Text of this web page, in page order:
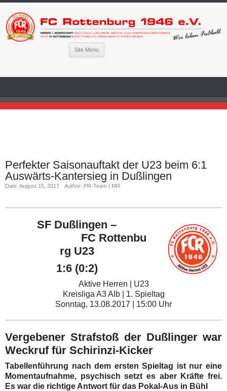
Site Menu
Perfekter Saisonauftakt der U23 beim 6:1
Auswärts-Kantersieg in Dußlingen
Date: August 15, 2017 Author: PR-Team | MR
SF Dußlingen –
FC Rottenbu
rg U23
1:6 (0:2)
Aktive Herren | U23
Kreisliga A3 Alb | 1. Spieltag
Sonntag, 13.08.2017 | 15:00 Uhr
Vergebener Strafstoß der Dußlinger war
Weckruf für Schirinzi-Kicker
Tabellenführung nach dem ersten Spieltag ist nur eine
Momentaufnahme, psychisch setzt es aber Kräfte frei.
Es war die richtige Antwort für das Pokal-Aus in Bühl